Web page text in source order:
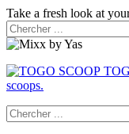
Take a fresh look at
scoops.